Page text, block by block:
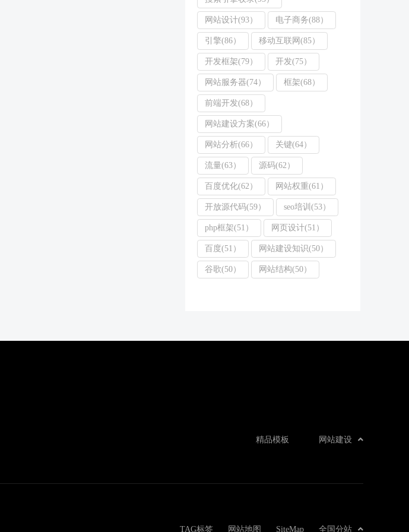
网站设计(93） 电子商务(88）
引擎(86） 移动互联网(85）
开发框架(79） 开发(75）
网站服务器(74） 框架(68）
前端开发(68）
网站建设方案(66）
网站分析(66） 关键(64）
流量(63） 源码(62）
百度优化(62） 网站权重(61）
开放源代码(59） seo培训(53）
php框架(51） 网页设计(51）
百度(51） 网站建设知识(50）
谷歌(50） 网站结构(50）
网站建设
精品模板
全国分站
SiteMap
网站地图
TAG标签